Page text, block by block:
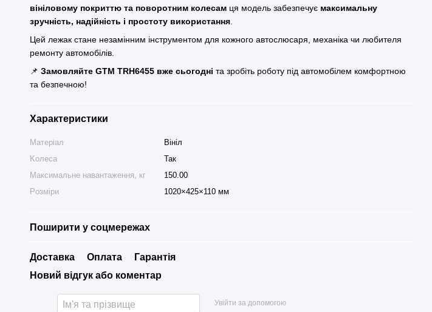
вініловому покриттю та поворотним колесам ця модель забезпечує максимальну
зручність, надійність і простоту використання
Цей лежак стане незамінним інструментом для кожного автослюсаря, механіка чи любителя
ремонту автомобілів.
📌 Замовляйте GTM TRH6455 вже сьогодні та зробіть роботу під автомобілем комфортною
та безпечною!
Характеристики
Maтepіaл
Bініл
Koлeca
Так
Maкcимaльне навантаження, кг
150.00
Poзміpи
1020×425×110 мм
Поширити у соцмережах
Доставка Оплата
Гарантія
Новий відгук або коментар
Увійти за допомогою